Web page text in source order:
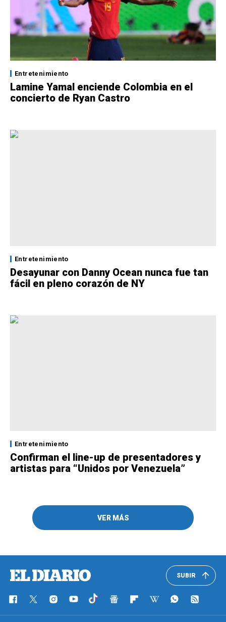
Entretenimiento
Lamine Yamal enciende Colombia en el
concierto de Ryan Castro
Entretenimiento
Desayunar con Danny Ocean nunca fue tan
fácil en pleno corazón de NY
Entretenimiento
Confirman el line-up de presentadores y
artistas para “Unidos por Venezuela”
VER MÁS
SUBIR